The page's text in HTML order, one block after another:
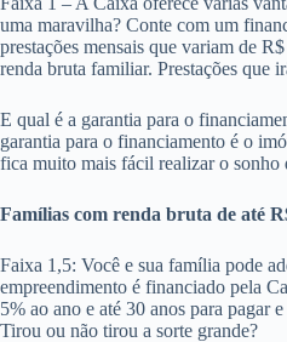
uma maravilha? Conte com um
prestações mensais que variam de
renda bruta familiar. Prestações que
E qual é a garantia para o
garantia para o financiamento é o
fica muito mais fácil realizar o sonho
Famílias com renda bruta de até
Faixa 1,5: Você e sua família pode
empreendimento é financiado pela
5% ao ano e até 30 anos para pagar
Tirou ou não tirou a sorte grande?